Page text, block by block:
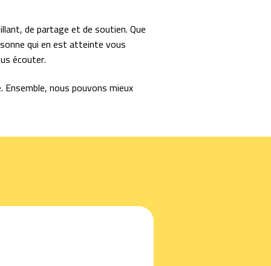
de partage et de soutien. Que
qui en est atteinte vous
écouter.
nous pouvons mieux